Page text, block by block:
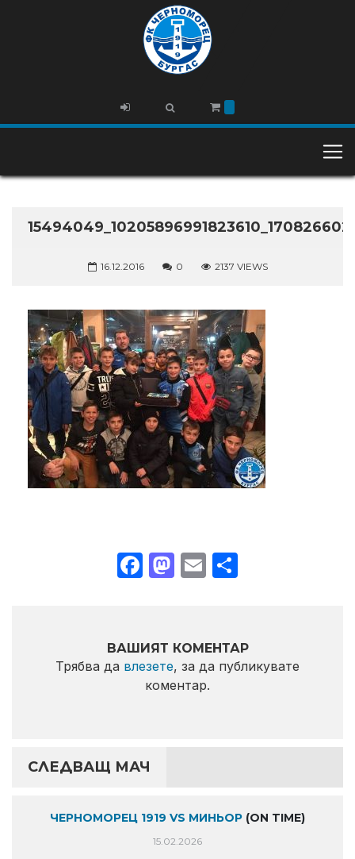
16.12.2016 0 2137 VIEWS
Facebook
Mastodon
Email
ВАШИЯТ КОМЕНТАР
Трябва да влезете, за да публикувате
коментар.
СЛЕДВАЩ МАЧ
ЧЕРНОМОРЕЦ 1919 VS МИНЬОР (ON TIME)
15.02.2026